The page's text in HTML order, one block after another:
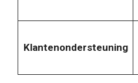
Klantenondersteuning